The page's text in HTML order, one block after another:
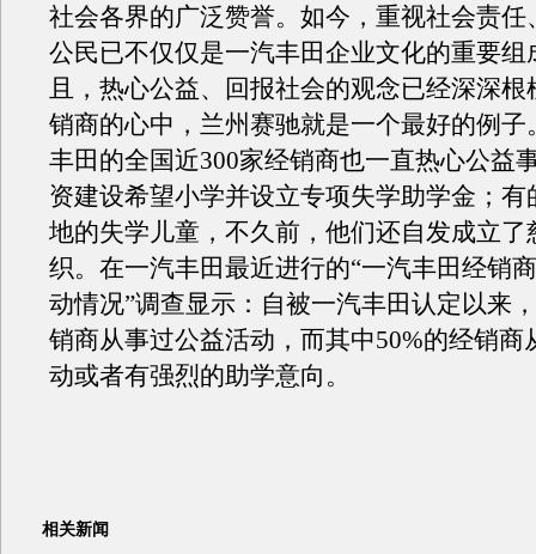
社会各界的广泛赞誉。如今，重视社会责任
公民已不仅仅是一汽丰田企业文化的重要组
且，热心公益、回报社会的观念已经深深
销商的心中，兰州赛驰就是一个最好的例子
丰田的全国近300家经销商也一直热心公益
资建设希望小学并设立专项失学助学金；有
地的失学儿童，不久前，他们还自发成立了
织。在一汽丰田最近进行的“一汽丰田经销
动情况”调查显示：自被一汽丰田认定以来
销商从事过公益活动，而其中50%的经销商
动或者有强烈的助学意向。
相关新闻